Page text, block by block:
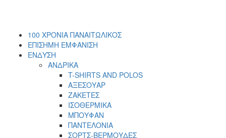
100 ΧΡΟΝΙΑ ΠΑΝΑΙΤΩΛΙΚΟΣ
ΕΠΙΣΗΜΗ ΕΜΦΑΝΙΣΗ
ΕΝΔΥΣΗ
ΑΝΔΡΙΚΑ
T-SHIRTS AND POLOS
ΑΞΕΣΟΥΑΡ
ΖΑΚΕΤΕΣ
ΙΣΟΘΕΡΜΙΚΑ
ΜΠΟΥΦΑΝ
ΠΑΝΤΕΛΟΝΙΑ
ΣΟΡΤΣ-ΒΕΡΜΟΥΔΕΣ